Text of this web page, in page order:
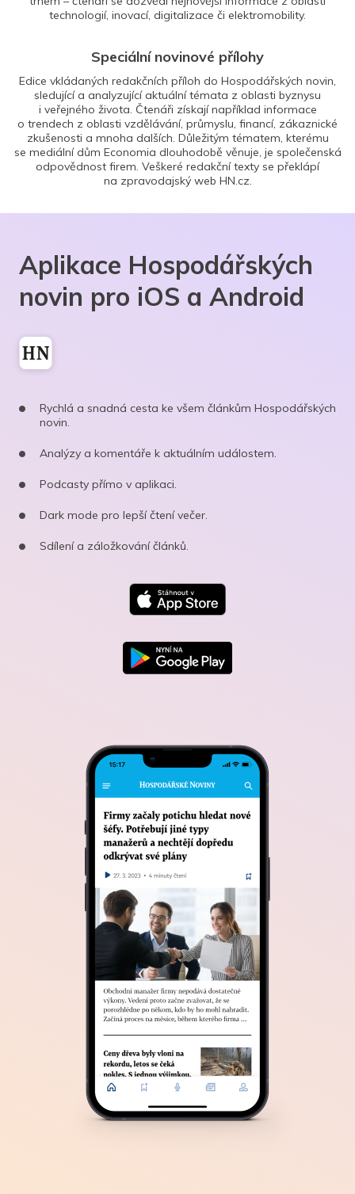
technologií, inovací, digitalizace či elektromobility.
Speciální novinové přílohy
Edice vkládaných redakčních příloh do Hospodářských novin,
sledující a analyzující aktuální témata z oblasti byznysu
i veřejného života. Čtenáři získají například informace
o trendech z oblasti vzdělávání, průmyslu, financí, zákaznické
zkušenosti a mnoha dalších. Důležitým tématem, kterému
se mediální dům Economia dlouhodobě věnuje, je společenská
odpovědnost firem. Veškeré redakční texty se překlápí
na zpravodajský web HN.cz.
Aplikace Hospodářských
novin pro iOS a Android
Rychlá a snadná cesta ke všem článkům Hospodářských
novin.
Analýzy a komentáře k aktuálním událostem.
Podcasty přímo v aplikaci.
Dark mode pro lepší čtení večer.
Sdílení a záložkování článků.